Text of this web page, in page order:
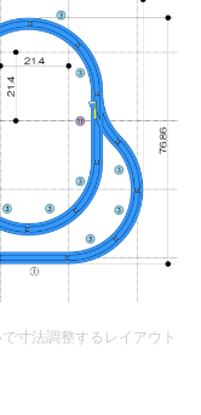
寸法調整するレイアウト